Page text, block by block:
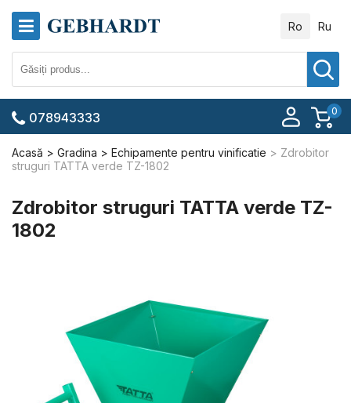
Ro Ru
0
078943333
Acasă Gradina Echipamente pentru vinificatie
Zdrobitor
struguri TATTA verde TZ-1802
Zdrobitor struguri TATTA verde TZ-
1802